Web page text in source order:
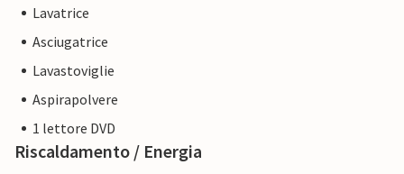
Lavatrice
Asciugatrice
Lavastoviglie
Aspirapolvere
1 lettore DVD
Riscaldamento / Energia